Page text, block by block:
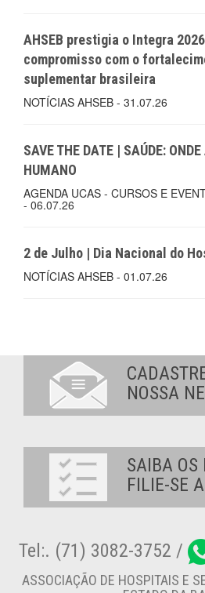
AHSEB prestigia o Integra
compromisso com o
suplementar brasileira
NOTÍCIAS AHSEB - 31.07.26
SAVE THE DATE | SAÚDE:
HUMANO
AGENDA UCAS - CURSOS E
- 06.07.26
2 de Julho | Dia Nacional do
NOTÍCIAS AHSEB - 01.07.26
NOSSA
SAIBA OS
FILIE-SE
Tel:. (71) 3082-3752 /
ASSOCIAÇÃO DE HOSPITAIS E